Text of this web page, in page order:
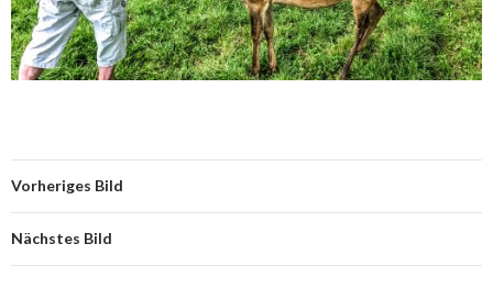
Vorheriges Bild
Nächstes Bild